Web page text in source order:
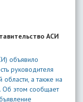
АСИ
объявило
руководителя
а также на
Об этом сообщает